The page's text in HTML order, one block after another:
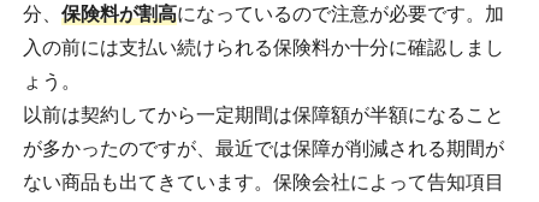
分、 保険料が割高になっているので注意が必要です。加
入の前には支払い続けられる保険料か十分に確認しまし
ょう。
以前は契約してから一定期間は保障額が半額になること
が多かったのですが、最近では保障が削減される期間が
ない商品も出てきています。保険会社によって告知項目